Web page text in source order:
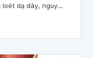
loét dạ dày, nguy
như dạ dày HP có lây